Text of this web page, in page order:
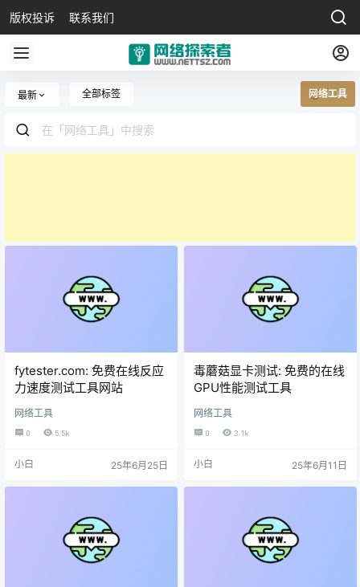
版权投诉 联系我们
最新 全部标签 网络工具
fytester.com: 免费在线反应
力速度测试工具网站
网络工具
0 5.5k
小白 25年6月25日
毒蘑菇显卡测试: 免费的在线
GPU性能测试工具
网络工具
0 3.1k
小白 25年6月11日